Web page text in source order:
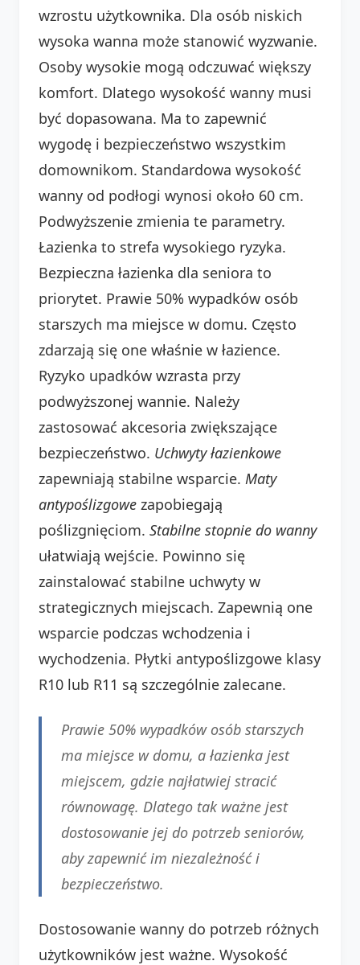
wzrostu użytkownika. Dla osób niskich
wysoka wanna może stanowić wyzwanie.
Osoby wysokie mogą odczuwać większy
komfort. Dlatego wysokość wanny musi
być dopasowana. Ma to zapewnić
wygodę i bezpieczeństwo wszystkim
domownikom. Standardowa wysokość
wanny od podłogi wynosi około 60 cm.
Podwyższenie zmienia te parametry.
Łazienka to strefa wysokiego ryzyka.
Bezpieczna łazienka dla seniora to
priorytet. Prawie 50% wypadków osób
starszych ma miejsce w domu. Często
zdarzają się one właśnie w łazience.
Ryzyko upadków wzrasta przy
podwyższonej wannie. Należy
zastosować akcesoria zwiększające
bezpieczeństwo. Uchwyty łazienkowe
zapewniają stabilne wsparcie. Maty
antypoślizgowe zapobiegają
poślizgnięciom. Stabilne stopnie do wanny
ułatwiają wejście. Powinno się
zainstalować stabilne uchwyty w
strategicznych miejscach. Zapewnią one
wsparcie podczas wchodzenia i
wychodzenia. Płytki antypoślizgowe klasy
R10 lub R11 są szczególnie zalecane.
Prawie 50% wypadków osób starszych
ma miejsce w domu, a łazienka jest
miejscem, gdzie najłatwiej stracić
równowagę. Dlatego tak ważne jest
dostosowanie jej do potrzeb seniorów,
aby zapewnić im niezależność i
bezpieczeństwo.
Dostosowanie wanny do potrzeb różnych
użytkowników jest ważne. Wysokość